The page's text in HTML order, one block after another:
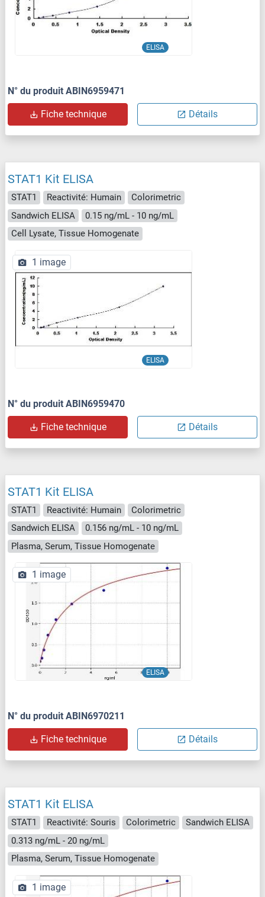
ELISA
N° du produit ABIN6959471
Fiche technique Détails
STAT1 Kit ELISA
STAT1 Reactivité: Humain
Colorimetric
Sandwich ELISA
0.15 ng/mL - 10 ng/mL
Cell Lysate, Tissue Homogenate
ELISA
1 image
N° du produit ABIN6959470
Fiche technique Détails
STAT1 Kit ELISA
STAT1 Reactivité: Humain
Colorimetric
Sandwich ELISA
0.156 ng/mL - 10 ng/mL
Plasma, Serum, Tissue Homogenate
ELISA
1 image
N° du produit ABIN6970211
Fiche technique Détails
STAT1 Kit ELISA
STAT1 Reactivité: Souris Colorimetric
Sandwich ELISA
0.313 ng/mL - 20 ng/mL
Plasma, Serum, Tissue Homogenate
1 image